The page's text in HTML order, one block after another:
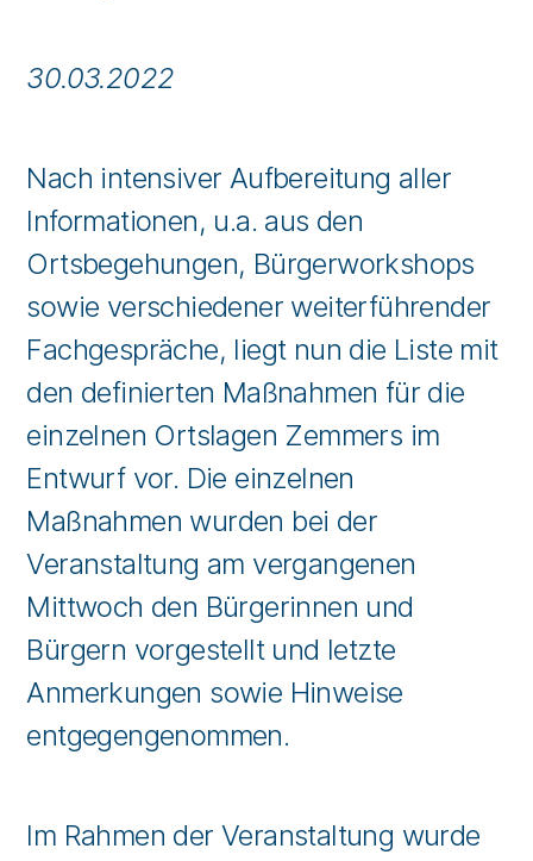
30.03.2022
Nach intensiver Aufbereitung aller
Informationen, u.a. aus den
Ortsbegehungen, Bürgerworkshops
sowie verschiedener weiterführender
Fachgespräche, liegt nun die Liste mit
den definierten Maßnahmen für die
einzelnen Ortslagen Zemmers im
Entwurf vor. Die einzelnen
Maßnahmen wurden bei der
Veranstaltung am vergangenen
Mittwoch den Bürgerinnen und
Bürgern vorgestellt und letzte
Anmerkungen sowie Hinweise
entgegengenommen.
Im Rahmen der Veranstaltung wurde